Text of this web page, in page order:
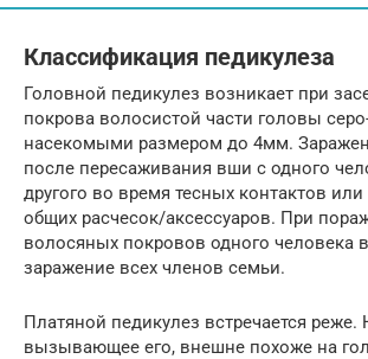
Классификация педикулеза
Головной педикулез возникает при
покрова волосистой части головы
насекомыми размером до 4мм.
после пересаживания вши с одного
другого во время тесных контактов
общих расчесок/аксессуаров. При
волосяных покровов одного человека
заражение всех членов семьи.
Платяной педикулез встречается реже.
вызывающее его, внешне похоже на